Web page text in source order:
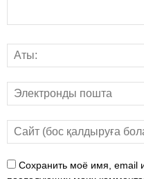
Сохранить моё имя, email